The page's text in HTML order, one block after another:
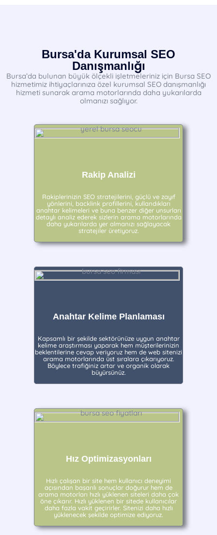
Bursa'da Kurumsal SEO
Danışmanlığı
Bursa’da bulunan büyük ölçekli işletmeleriniz için Bursa SEO
hizmetimiz ihtiyaçlarınıza özel kurumsal SEO danışmanlığı
hizmeti sunarak arama motorlarında daha yukarılarda
olmanızı sağlıyor.
Rakip Analizi
Rakiplerinizin SEO stratejilerini, güçlü ve zayıf
yönlerini, backlink profillerini, kullandıkları
anahtar kelimeleri ve buna benzer diğer unsurları
detaylı analiz ederek sizlerin arama motorlarında
daha yukarılarda yer almanızı sağlayacak
stratejiler üretiyoruz.
Anahtar Kelime Planlaması
Kapsamlı bir şekilde sektörünüze uygun anahtar
kelime araştırması yaparak hem müşterilerinizin
beklentilerine cevap veriyoruz hem de web sitenizi
arama motorlarında üst sıralara çıkarıyoruz.
Böylece trafiğiniz artar ve organik olarak
büyürsünüz.
Hız Optimizasyonları
Hızlı çalışan bir site hem kullanıcı deneyimi
açısından başarılı sonuçlar doğurur hem de
arama motorları hızlı yüklenen siteleri daha çok
öne çıkarır. Hızlı yüklenen bir sitede kullanıcılar
daha fazla vakit geçirirler. Sitenizi daha hızlı
yüklenecek şekilde optimize ediyoruz.